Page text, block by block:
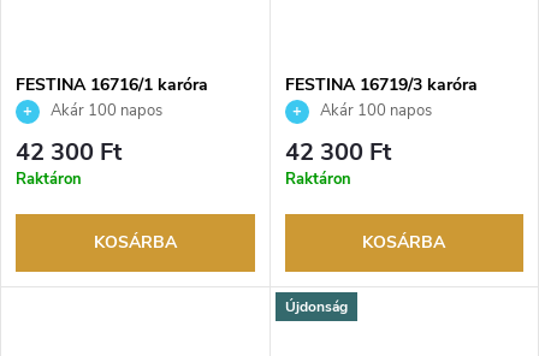
FESTINA 16716/1 karóra
Akár 100 napos
visszaküldési lehetőség. Hivatalos
márkakereskedő.
42 300 Ft
Raktáron
KOSÁRBA
FESTINA 16719/3 karóra
Akár 100 napos
visszaküldési lehetőség. Hivatalos
márkakereskedő.
42 300 Ft
Raktáron
KOSÁRBA
Újdonság